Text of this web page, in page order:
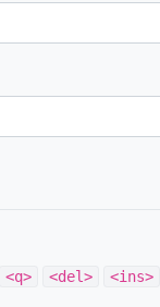
<q> <del> <ins>